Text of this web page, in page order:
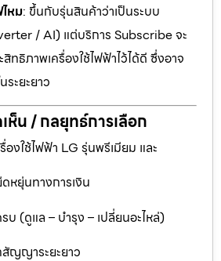
หม: ขึ้นกับรุ่นสินค้าว่าเป็นระบบ
/ AI) แต่บริการ Subscribe จะ
ทธิภาพเครื่องใช้ไฟฟ้าไว้ได้ดี ซึ่งอาจ
ระยะยาว
ห็น / กลยุทธ์การเลือก
งใช้ไฟฟ้า LG รุ่นพรีเมียม และ
หยุ่นทางการเงิน
บ (ดูแล – บำรุง – เปลี่ยนอะไหล่)
ญญาระยะยาว